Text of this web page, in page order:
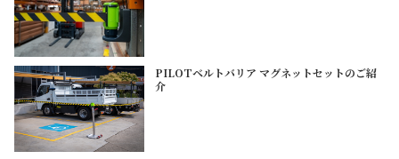
PILOTベルトバリア マグネットセットのご紹
介